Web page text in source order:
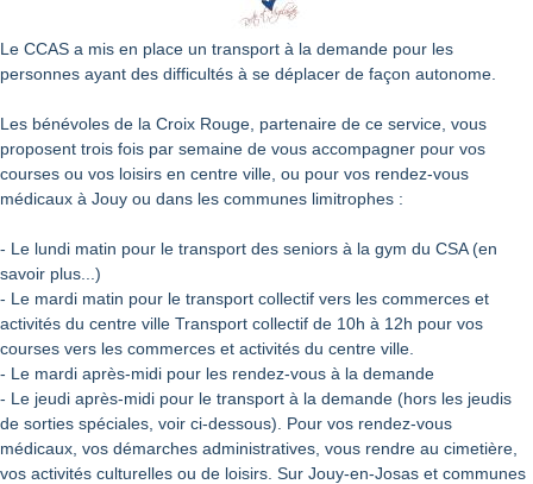
Le CCAS a mis en place un transport à la demande pour les
personnes ayant des difficultés à se déplacer de façon autonome.
Les bénévoles de la Croix Rouge, partenaire de ce service, vous
proposent trois fois par semaine de vous accompagner pour vos
courses ou vos loisirs en centre ville, ou pour vos rendez-vous
médicaux à Jouy ou dans les communes limitrophes :
- Le lundi matin pour le transport des seniors à la gym du CSA (en
savoir plus...)
- Le mardi matin pour le transport collectif vers les commerces et
activités du centre ville Transport collectif de 10h à 12h pour vos
courses vers les commerces et activités du centre ville.
- Le mardi après-midi pour les rendez-vous à la demande
- Le jeudi après-midi pour le transport à la demande (hors les jeudis
de sorties spéciales, voir ci-dessous). Pour vos rendez-vous
médicaux, vos démarches administratives, vous rendre au cimetière,
vos activités culturelles ou de loisirs. Sur Jouy-en-Josas et communes